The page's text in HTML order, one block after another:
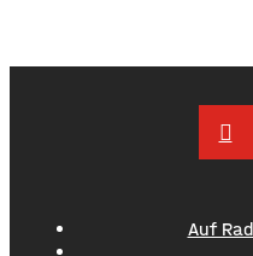
Auf